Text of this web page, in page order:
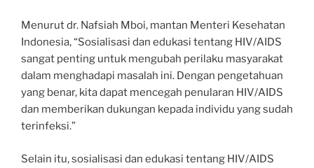
Menurut dr. Nafsiah Mboi, mantan Menteri Kesehatan
Indonesia, “Sosialisasi dan edukasi tentang HIV/AIDS
sangat penting untuk mengubah perilaku masyarakat
dalam menghadapi masalah ini. Dengan pengetahuan
yang benar, kita dapat mencegah penularan HIV/AIDS
dan memberikan dukungan kepada individu yang sudah
terinfeksi.”
Selain itu, sosialisasi dan edukasi tentang HIV/AIDS